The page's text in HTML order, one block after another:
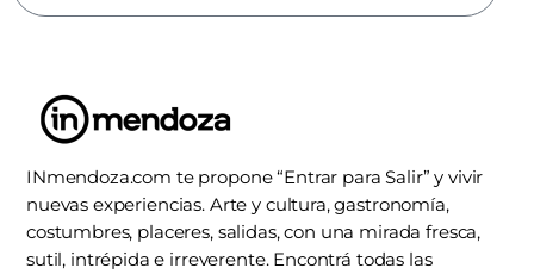
INmendoza.com te propone “Entrar para Salir” y vivir
nuevas experiencias. Arte y cultura, gastronomía,
costumbres, placeres, salidas, con una mirada fresca,
sutil, intrépida e irreverente. Encontrá todas las